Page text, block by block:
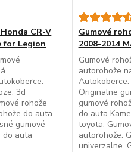
CR-V
for Legion
3d
rohože
do auta
gumové
do auta
Gumové
2008-2014
Gumové
autorohože
Originalne
gumové
do auta
toyota.
autorohože.
univerzalne.